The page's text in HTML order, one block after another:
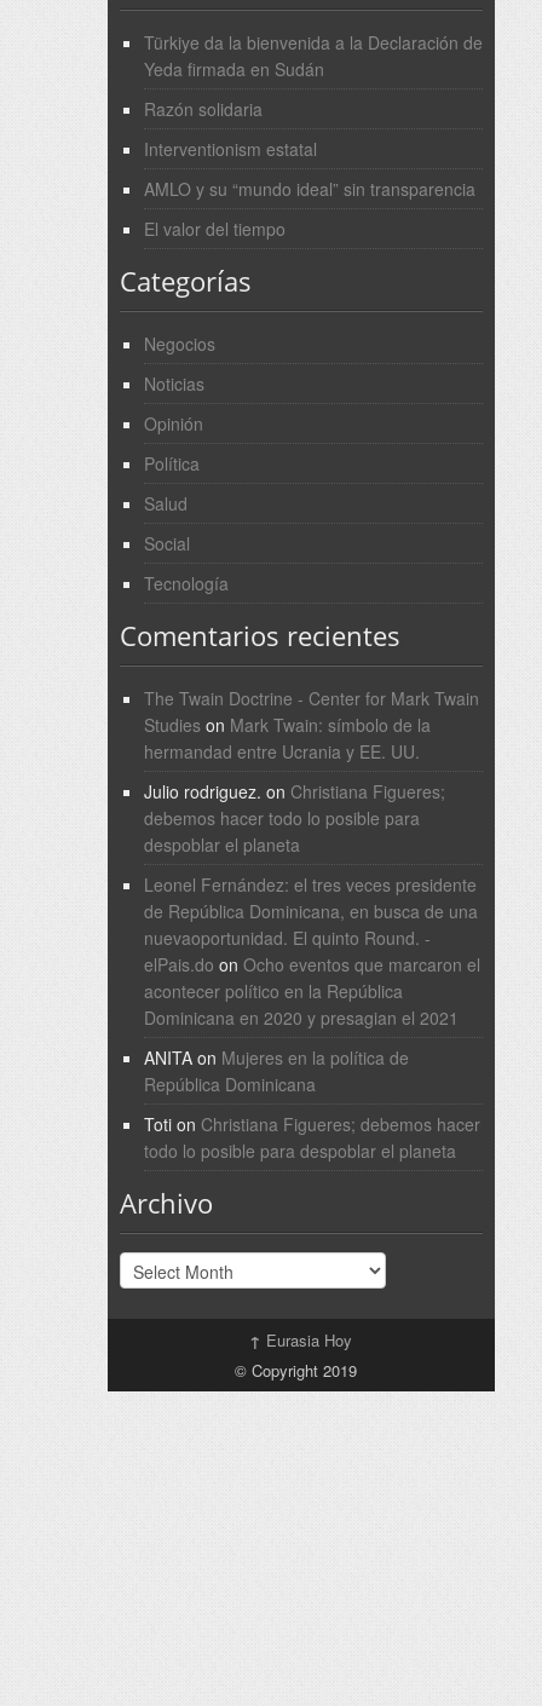
Türkiye da la bienvenida a la Declaración de
Yeda firmada en Sudán
Razón solidaria
Interventionism estatal
AMLO y su “mundo ideal” sin transparencia
El valor del tiempo
Categorías
Negocios
Noticias
Opinión
Política
Salud
Social
Tecnología
Comentarios recientes
The Twain Doctrine - Center for Mark Twain
Studieson Mark Twain: símbolo de la
hermandad entre Ucrania y EE. UU.
Julio rodriguez. on Christiana Figueres;
debemos hacer todo lo posible para
despoblar el planeta
Leonel Fernández: el tres veces presidente
de República Dominicana, en busca de una
nuevaoportunidad. El quinto Round. -
elPais.do on Ocho eventos que marcaron el
acontecer político en la República
Dominicana en 2020 y presagian el 2021
ANITAon Mujeres en la política de
República Dominicana
Totion Christiana Figueres; debemos hacer
todo lo posible para despoblar el planeta
Archivo
Archivo
↑ Eurasia Hoy
© Copyright 2019